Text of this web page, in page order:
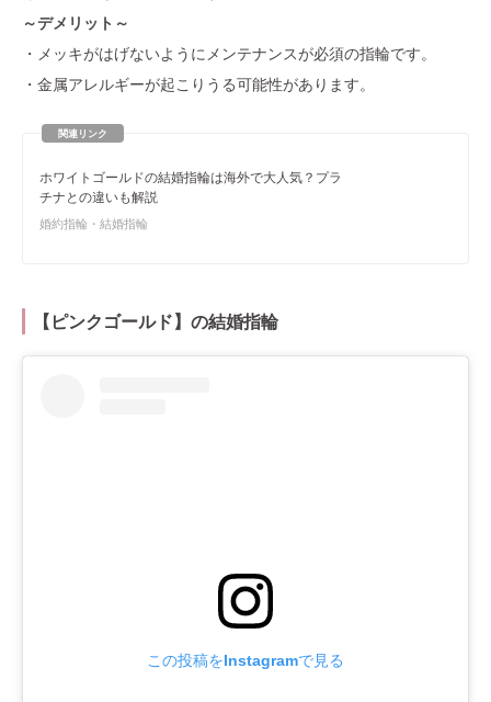
～デメリット～
・メッキがはげないようにメンテナンスが必須の指輪です。
・金属アレルギーが起こりうる可能性があります。
ホワイトゴールドの結婚指輪は海外で大人気？プラ
チナとの違いも解説
婚約指輪・結婚指輪
【ピンクゴールド】の結婚指輪
この投稿をInstagramで見る